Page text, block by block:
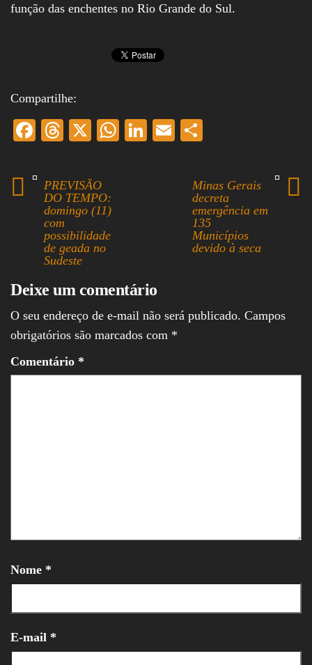
função das enchentes no Rio Grande do Sul.
Compartilhe:
Fa
bo
ok
T
ea
ds
X
W
Li
E
ail re
PREVISÃO
DO TEMPO:
domingo (11)
com
possibilidade
de geada no
Sudeste
Minas Gerais
decreta
emergência em
135
Municípios
devido à seca
Deixe um comentário
O seu endereço de e-mail não será publicado. Campos
obrigatórios são marcados com *
Comentário *
Nome *
E-mail *